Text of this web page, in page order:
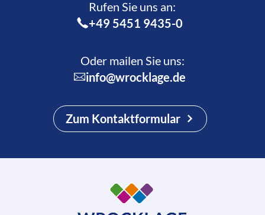
Rufen Sie uns an:­
+49 5451 9435-0
Oder mailen Sie uns:
info@wrocklage.de
Zum Kontaktformular